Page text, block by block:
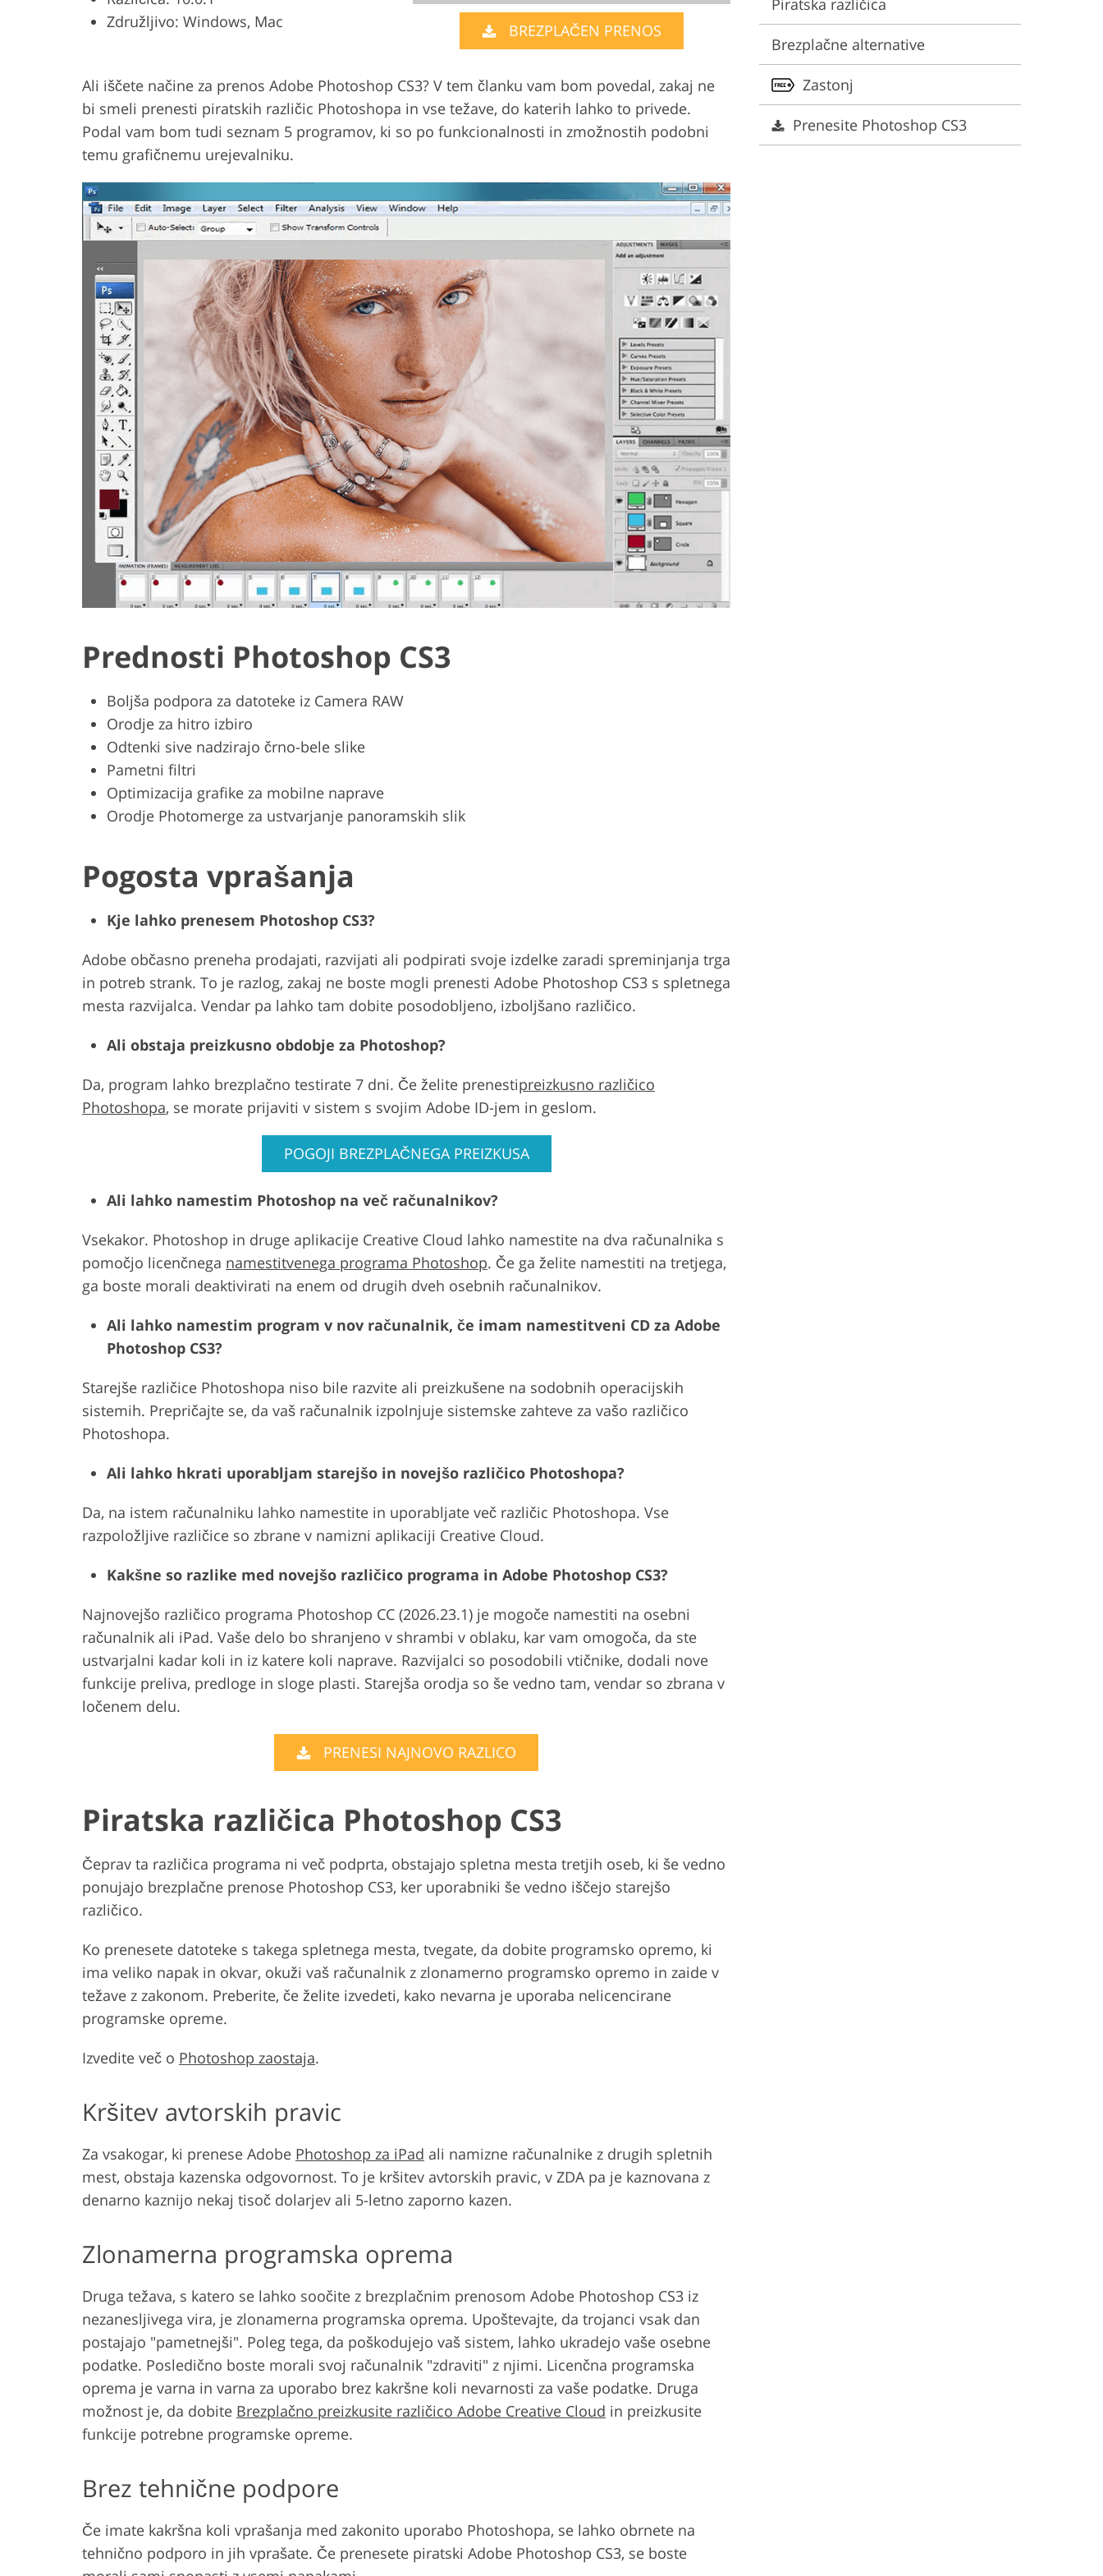
Urejanje fotografij izdelka Urejanje fotografij nakita Podatki za usposabljanje AI Storitve urejanja videa
Združljivo: Windows, Mac
BREZPLAČEN PRENOS
Ali iščete načine za prenos Adobe Photoshop CS3? V tem članku vam bom povedal, zakaj ne
bi smeli prenesti piratskih različic Photoshopa in vse težave, do katerih lahko to privede.
Podal vam bom tudi seznam 5 programov, ki so po funkcionalnosti in zmožnostih podobni
temu grafičnemu urejevalniku.
Prednosti Photoshop CS3
Boljša podpora za datoteke iz Camera RAW
Orodje za hitro izbiro
Odtenki sive nadzirajo črno-bele slike
Pametni filtri
Optimizacija grafike za mobilne naprave
Orodje Photomerge za ustvarjanje panoramskih slik
Pogosta vprašanja
Kje lahko prenesem Photoshop CS3?
Adobe občasno preneha prodajati, razvijati ali podpirati svoje izdelke zaradi spreminjanja trga
in potreb strank. To je razlog, zakaj ne boste mogli prenesti Adobe Photoshop CS3 s spletnega
mesta razvijalca. Vendar pa lahko tam dobite posodobljeno, izboljšano različico.
Ali obstaja preizkusno obdobje za Photoshop?
Da, program lahko brezplačno testirate 7 dni. Če želite prenestipreizkusno različico
Photoshopa, se morate prijaviti v sistem s svojim Adobe ID-jem in geslom.
POGOJI BREZPLAČNEGA PREIZKUSA
Ali lahko namestim Photoshop na več računalnikov?
Vsekakor. Photoshop in druge aplikacije Creative Cloud lahko namestite na dva računalnika s
pomočjo licenčnega namestitvenega programa Photoshop. Če ga želite namestiti na tretjega,
ga boste morali deaktivirati na enem od drugih dveh osebnih računalnikov.
Ali lahko namestim program v nov računalnik, če imam namestitveni CD za Adobe
Photoshop CS3?
Starejše različice Photoshopa niso bile razvite ali preizkušene na sodobnih operacijskih
sistemih. Prepričajte se, da vaš računalnik izpolnjuje sistemske zahteve za vašo različico
Photoshopa.
Ali lahko hkrati uporabljam starejšo in novejšo različico Photoshopa?
Da, na istem računalniku lahko namestite in uporabljate več različic Photoshopa. Vse
razpoložljive različice so zbrane v namizni aplikaciji Creative Cloud.
Kakšne so razlike med novejšo različico programa in Adobe Photoshop CS3?
Najnovejšo različico programa Photoshop CC (2026.23.1) je mogoče namestiti na osebni
računalnik ali iPad. Vaše delo bo shranjeno v shrambi v oblaku, kar vam omogoča, da ste
ustvarjalni kadar koli in iz katere koli naprave. Razvijalci so posodobili vtičnike, dodali nove
funkcije preliva, predloge in sloge plasti. Starejša orodja so še vedno tam, vendar so zbrana v
ločenem delu.
PRENESI NAJNOVO RAZLICO
Piratska različica Photoshop CS3
Čeprav ta različica programa ni več podprta, obstajajo spletna mesta tretjih oseb, ki še vedno
ponujajo brezplačne prenose Photoshop CS3, ker uporabniki še vedno iščejo starejšo
različico.
Ko prenesete datoteke s takega spletnega mesta, tvegate, da dobite programsko opremo, ki
ima veliko napak in okvar, okuži vaš računalnik z zlonamerno programsko opremo in zaide v
težave z zakonom. Preberite, če želite izvedeti, kako nevarna je uporaba nelicencirane
programske opreme.
Izvedite več o Photoshop zaostaja.
Kršitev avtorskih pravic
Za vsakogar, ki prenese Adobe Photoshop za iPad ali namizne računalnike z drugih spletnih
mest, obstaja kazenska odgovornost. To je kršitev avtorskih pravic, v ZDA pa je kaznovana z
denarno kaznijo nekaj tisoč dolarjev ali 5-letno zaporno kazen.
Zlonamerna programska oprema
Druga težava, s katero se lahko soočite z brezplačnim prenosom Adobe Photoshop CS3 iz
nezanesljivega vira, je zlonamerna programska oprema. Upoštevajte, da trojanci vsak dan
postajajo "pametnejši". Poleg tega, da poškodujejo vaš sistem, lahko ukradejo vaše osebne
podatke. Posledično boste morali svoj računalnik "zdraviti" z njimi. Licenčna programska
oprema je varna in varna za uporabo brez kakršne koli nevarnosti za vaše podatke. Druga
možnost je, da dobite Brezplačno preizkusite različico Adobe Creative Cloud in preizkusite
funkcije potrebne programske opreme.
Brez tehnične podpore
Če imate kakršna koli vprašanja med zakonito uporabo Photoshopa, se lahko obrnete na
tehnično podporo in jih vprašate. Če prenesete piratski Adobe Photoshop CS3, se boste
Piratska različica
Brezplačne alternative
Zastonj
Prenesite Photoshop CS3